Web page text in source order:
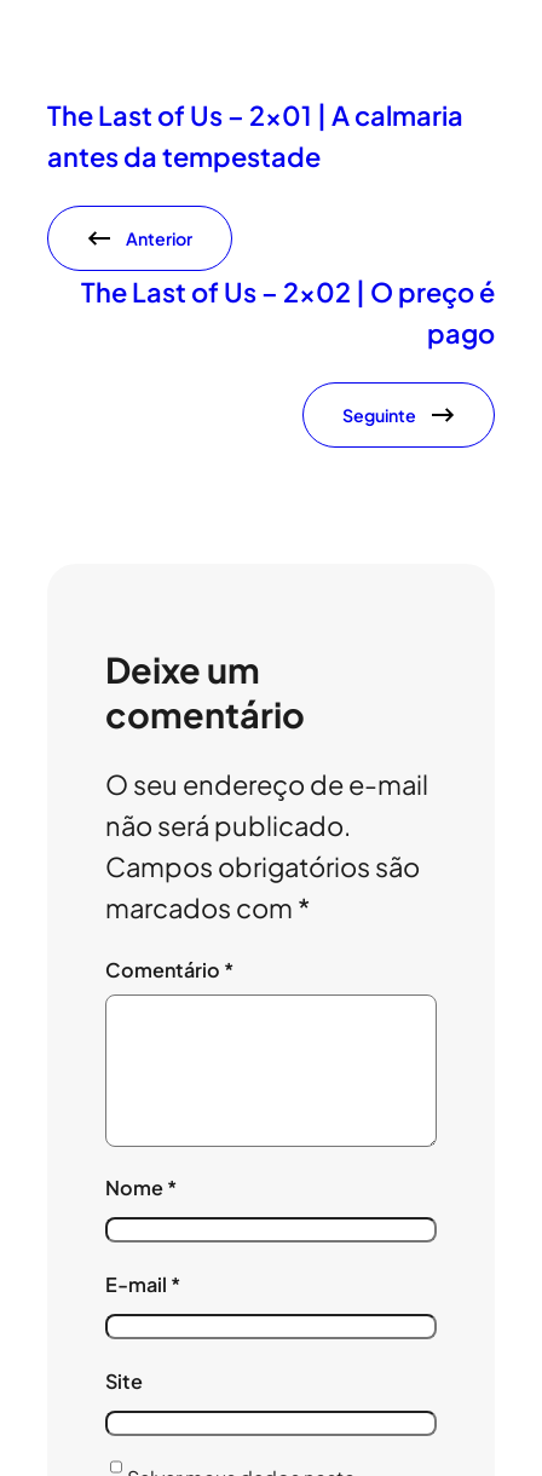
The Last of Us – 2×01 | A calmaria
antes da tempestade
Anterior
The Last of Us – 2×02 | O preço é
pago
Seguinte
Deixe um
comentário
O seu endereço de e-mail
não será publicado.
Campos obrigatórios são
marcados com *
Comentário *
Nome*
E-mail *
Site